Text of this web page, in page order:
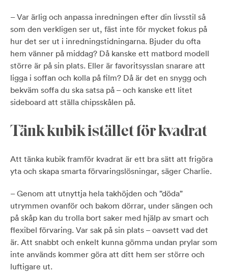
– Var ärlig och anpassa inredningen efter din livsstil ­så
som den verkligen ser ut, fäst inte för mycket fokus på
hur det ser ut i inredningstidningarna. Bjuder du ofta
hem vänner på middag? Då kanske ett matbord modell
större är på sin plats. Eller är favoritsysslan snarare att
ligga i soffan och kolla på film? Då är det en snygg och
bekväm soffa du ska satsa på – och kanske ett litet
sideboard att ställa chipsskålen på.
Tänk kubik istället för kvadrat
Att tänka kubik framför kvadrat är ett bra sätt att frigöra
yta och skapa smarta förvaringslösningar, säger Charlie.
– Genom att utnyttja hela takhöjden och ”döda”
utrymmen ovanför och bakom dörrar, under sängen och
på skåp kan du trolla bort saker med hjälp av smart och
flexibel förvaring. Var sak på sin plats – oavsett vad det
är. Att snabbt och enkelt kunna gömma undan prylar som
inte används kommer göra att ditt hem ser större och
luftigare ut.